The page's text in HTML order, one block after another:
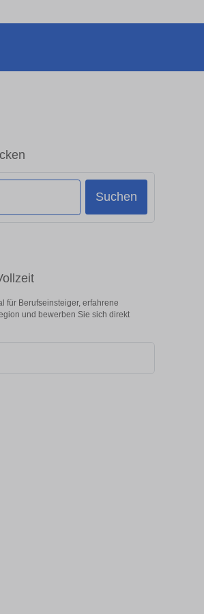
Suchen
für Berufseinsteiger, erfahrene
und bewerben Sie sich direkt